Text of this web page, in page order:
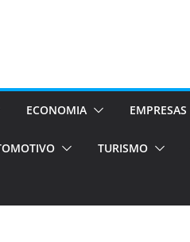
E VAN
em Porto
bolsas –
ECONOMIA EMPRESAS
TURISMO